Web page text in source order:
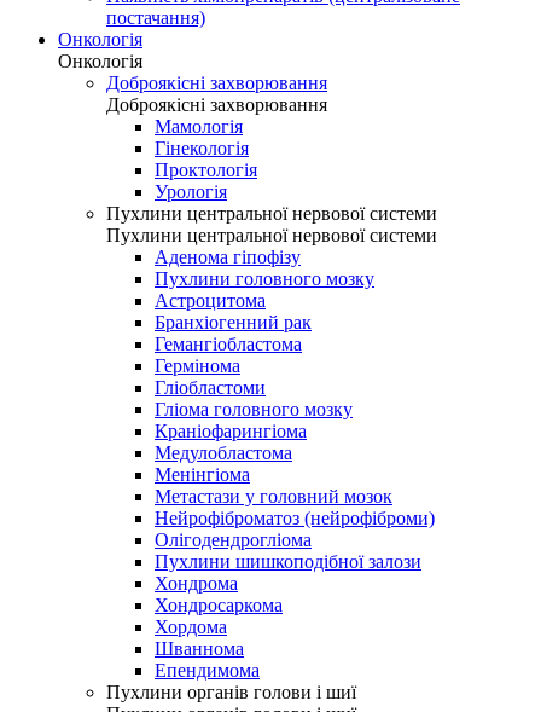
постачання)
Онкологія
Онкологія
Доброякісні захворювання
Доброякісні захворювання
Мамологія
Гінекологія
Проктологія
Урологія
Пухлини центральної нервової системи
Пухлини центральної нервової системи
Аденома гіпофізу
Пухлини головного мозку
Астроцитома
Бранхіогенний рак
Гемангіобластома
Гермінома
Гліобластоми
Гліома головного мозку
Краніофарингіома
Медулобластома
Менінгіома
Метастази у головний мозок
Нейрофіброматоз (нейрофіброми)
Олігодендрогліома
Пухлини шишкоподібної залози
Хондрома
Хондросаркома
Хордома
Шваннома
Епендимома
Пухлини органів голови і шиї